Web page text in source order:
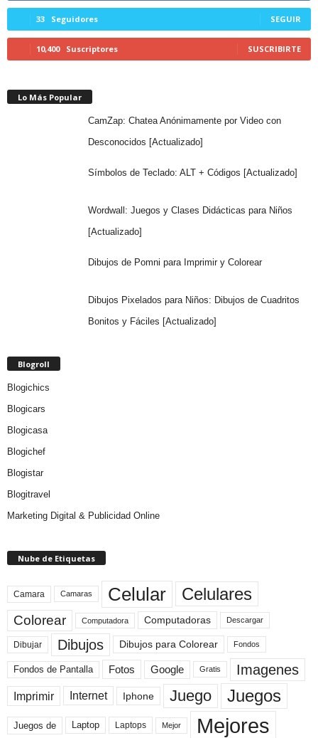
33 Seguidores SEGUIR
10,400 Suscriptores SUSCRIBIRTE
Lo Más Popular
CamZap: Chatea Anónimamente por Video con
Desconocidos [Actualizado]
Símbolos de Teclado: ALT + Códigos [Actualizado]
Wordwall: Juegos y Clases Didácticas para Niños
[Actualizado]
Dibujos de Pomni para Imprimir y Colorear
Dibujos Pixelados para Niños: Dibujos de Cuadritos
Bonitos y Fáciles [Actualizado]
Blogroll
Blogichics
Blogicars
Blogicasa
Blogichef
Blogistar
Blogitravel
Marketing Digital & Publicidad Online
Nube de Etiquetas
Camara Camaras Celular Celulares
Colorear Computadora Computadoras Descargar
Dibujar Dibujos Dibujos para Colorear Fondos
Fondos de Pantalla Fotos Google Gratis Imagenes
Imprimir Internet Iphone Juego Juegos
Juegos de Laptop Laptops Mejor Mejores